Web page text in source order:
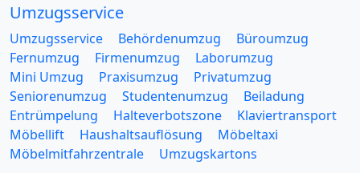
Umzugsservice
Umzugsservice Behördenumzug
Büroumzug
Fernumzug
Firmenumzug
Laborumzug
Mini Umzug
Praxisumzug
Privatumzug
Seniorenumzug
Studentenumzug
Beiladung
Entrümpelung
Halteverbotszone
Klaviertransport
Möbellift
Haushaltsauflösung
Möbeltaxi
Möbelmitfahrzentrale
Umzugskartons